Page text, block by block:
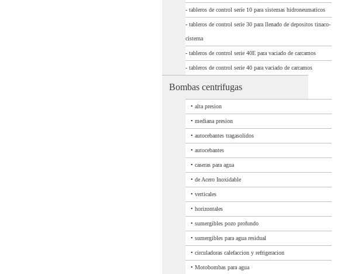
- tableros de control serie 10 para sistemas hidroneumaticos
- tableros de control serie 30 para llenado de depositos tinaco-
cisterna
- tableros de control serie 40E para vaciado de carcamos
- tableros de control serie 40 para vaciado de carcamos
Bombas centrifugas
• alta presion
• mediana presion
• autocebantes tragasolidos
• autocebantes
• caseras para agua
• de Acero Inoxidable
• verticales
• horizontales
• sumergibles pozo profundo
• sumergibles para agua residual
• circuladoras calefaccion y refrigeracion
• Motobombas para agua